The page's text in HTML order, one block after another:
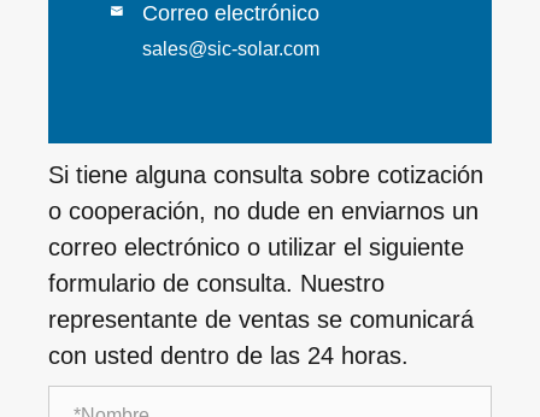
 Correo electrónico
sales@sic-solar.com
Si tiene alguna consulta sobre cotización
o cooperación, no dude en enviarnos un
correo electrónico o utilizar el siguiente
formulario de consulta. Nuestro
representante de ventas se comunicará
con usted dentro de las 24 horas.